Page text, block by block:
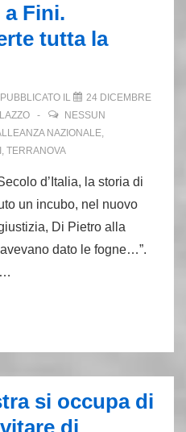
a Fini.
tutta la
PUBBLICATO IL
24 DICEMBRE
NESSUN
NAZIONALE,
, TERRANOVA
d’Italia, la storia di
un incubo, nel nuovo
Di Pietro alla
dato le fogne…”.
…
si occupa di
di